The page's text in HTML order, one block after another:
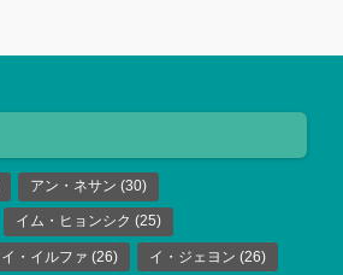
アン・ネサン (30)
イム・ヒョンシク (25)
イ・イルファ (26) イ・ジェヨン (26)